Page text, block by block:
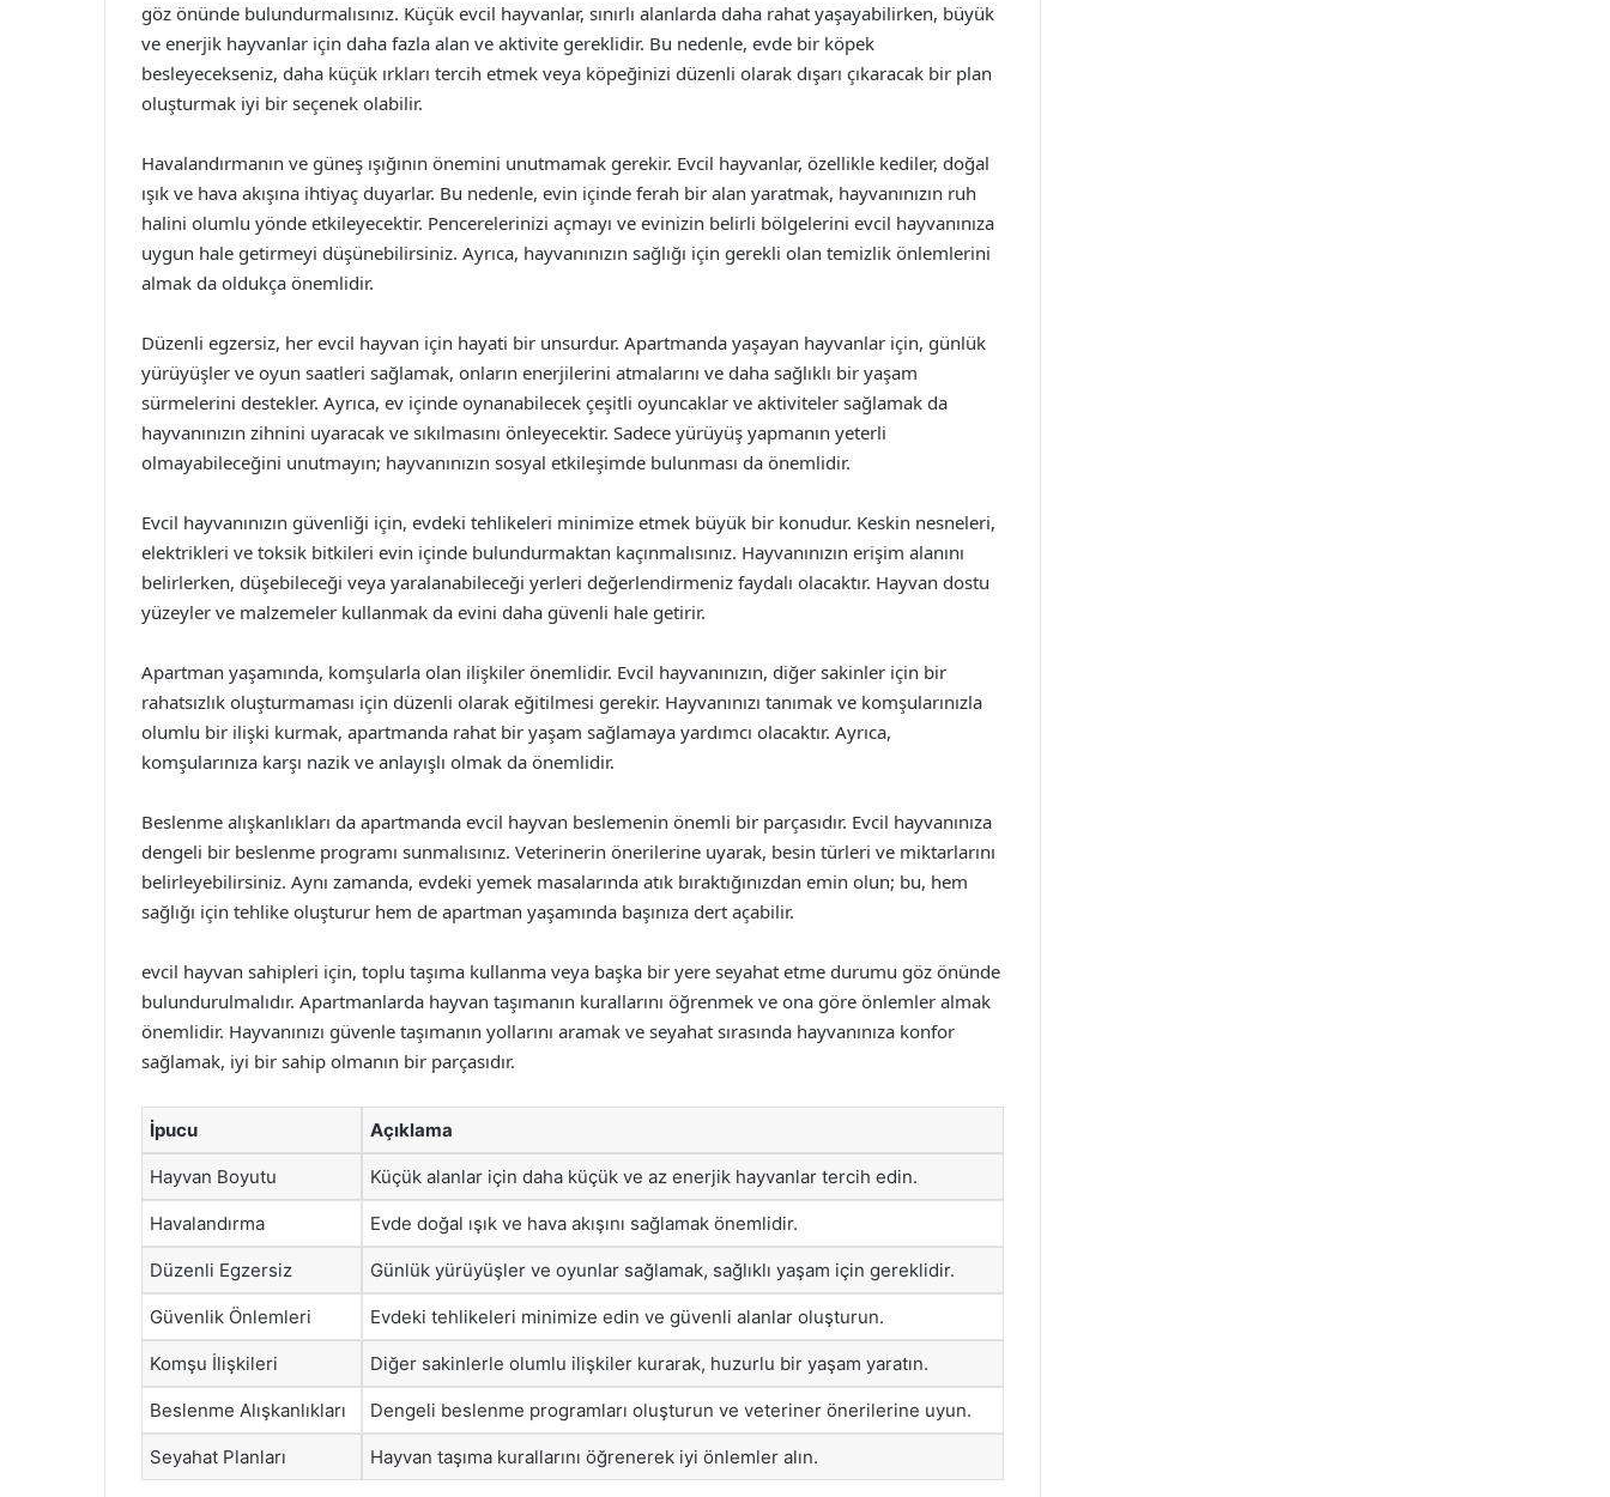
göz önünde bulundurmalısınız. Küçük evcil hayvanlar, sınırlı alanlarda daha rahat yaşayabilirken, büyük
ve enerjik hayvanlar için daha fazla alan ve aktivite gereklidir. Bu nedenle, evde bir köpek
besleyecekseniz, daha küçük ırkları tercih etmek veya köpeğinizi düzenli olarak dışarı çıkaracak bir plan
oluşturmak iyi bir seçenek olabilir.
Havalandırmanın ve güneş ışığının önemini unutmamak gerekir. Evcil hayvanlar, özellikle kediler, doğal
ışık ve hava akışına ihtiyaç duyarlar. Bu nedenle, evin içinde ferah bir alan yaratmak, hayvanınızın ruh
halini olumlu yönde etkileyecektir. Pencerelerinizi açmayı ve evinizin belirli bölgelerini evcil hayvanınıza
uygun hale getirmeyi düşünebilirsiniz. Ayrıca, hayvanınızın sağlığı için gerekli olan temizlik önlemlerini
almak da oldukça önemlidir.
Düzenli egzersiz, her evcil hayvan için hayati bir unsurdur. Apartmanda yaşayan hayvanlar için, günlük
yürüyüşler ve oyun saatleri sağlamak, onların enerjilerini atmalarını ve daha sağlıklı bir yaşam
sürmelerini destekler. Ayrıca, ev içinde oynanabilecek çeşitli oyuncaklar ve aktiviteler sağlamak da
hayvanınızın zihnini uyaracak ve sıkılmasını önleyecektir. Sadece yürüyüş yapmanın yeterli
olmayabileceğini unutmayın; hayvanınızın sosyal etkileşimde bulunması da önemlidir.
Evcil hayvanınızın güvenliği için, evdeki tehlikeleri minimize etmek büyük bir konudur. Keskin nesneleri,
elektrikleri ve toksik bitkileri evin içinde bulundurmaktan kaçınmalısınız. Hayvanınızın erişim alanını
belirlerken, düşebileceği veya yaralanabileceği yerleri değerlendirmeniz faydalı olacaktır. Hayvan dostu
yüzeyler ve malzemeler kullanmak da evini daha güvenli hale getirir.
Apartman yaşamında, komşularla olan ilişkiler önemlidir. Evcil hayvanınızın, diğer sakinler için bir
rahatsızlık oluşturmaması için düzenli olarak eğitilmesi gerekir. Hayvanınızı tanımak ve komşularınızla
olumlu bir ilişki kurmak, apartmanda rahat bir yaşam sağlamaya yardımcı olacaktır. Ayrıca,
komşularınıza karşı nazik ve anlayışlı olmak da önemlidir.
Beslenme alışkanlıkları da apartmanda evcil hayvan beslemenin önemli bir parçasıdır. Evcil hayvanınıza
dengeli bir beslenme programı sunmalısınız. Veterinerin önerilerine uyarak, besin türleri ve miktarlarını
belirleyebilirsiniz. Aynı zamanda, evdeki yemek masalarında atık bıraktığınızdan emin olun; bu, hem
sağlığı için tehlike oluşturur hem de apartman yaşamında başınıza dert açabilir.
evcil hayvan sahipleri için, toplu taşıma kullanma veya başka bir yere seyahat etme durumu göz önünde
bulundurulmalıdır. Apartmanlarda hayvan taşımanın kurallarını öğrenmek ve ona göre önlemler almak
önemlidir. Hayvanınızı güvenle taşımanın yollarını aramak ve seyahat sırasında hayvanınıza konfor
sağlamak, iyi bir sahip olmanın bir parçasıdır.
İpucu Açıklama
Hayvan Boyutu Küçük alanlar için daha küçük ve az enerjik hayvanlar tercih edin.
Havalandırma Evde doğal ışık ve hava akışını sağlamak önemlidir.
Düzenli Egzersiz Günlük yürüyüşler ve oyunlar sağlamak, sağlıklı yaşam için gereklidir.
Güvenlik Önlemleri Evdeki tehlikeleri minimize edin ve güvenli alanlar oluşturun.
Komşu İlişkileri Diğer sakinlerle olumlu ilişkiler kurarak, huzurlu bir yaşam yaratın.
Beslenme Alışkanlıkları Dengeli beslenme programları oluşturun ve veteriner önerilerine uyun.
Seyahat Planları Hayvan taşıma kurallarını öğrenerek iyi önlemler alın.